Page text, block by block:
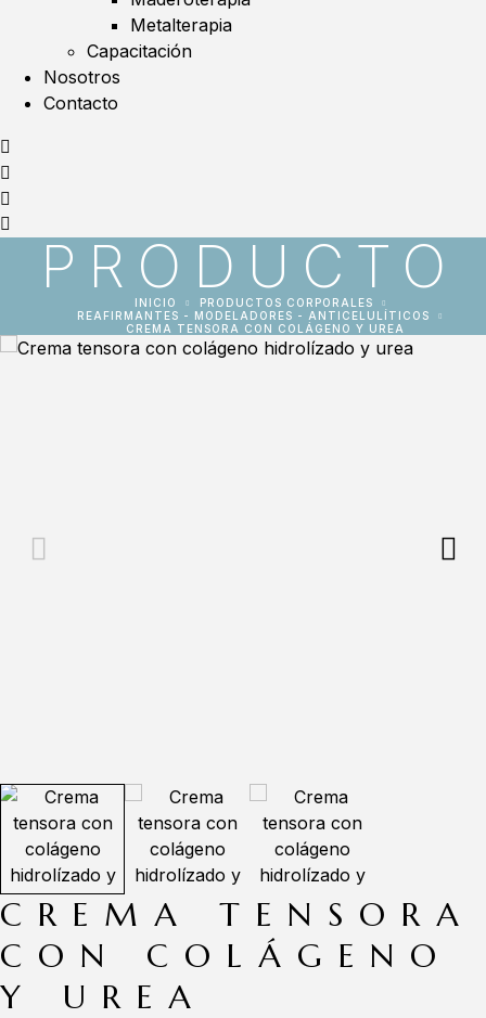
Metalterapia
Capacitación
Nosotros
Contacto
PRODUCTO
INICIO
PRODUCTOS CORPORALES
REAFIRMANTES - MODELADORES - ANTICELULÍTICOS
CREMA TENSORA CON COLÁGENO Y UREA
CREMA TENSORA
CON COLÁGENO
Y UREA